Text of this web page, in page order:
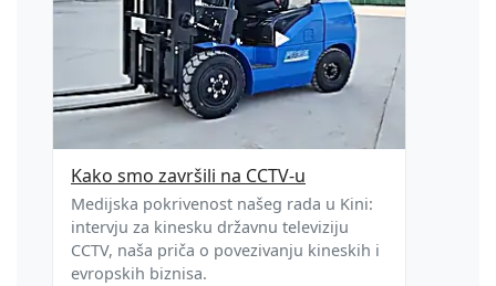
Kako smo završili na CCTV-u
Medijska pokrivenost našeg rada u Kini:
intervju za kinesku državnu televiziju
CCTV, naša priča o povezivanju kineskih i
evropskih biznisa.